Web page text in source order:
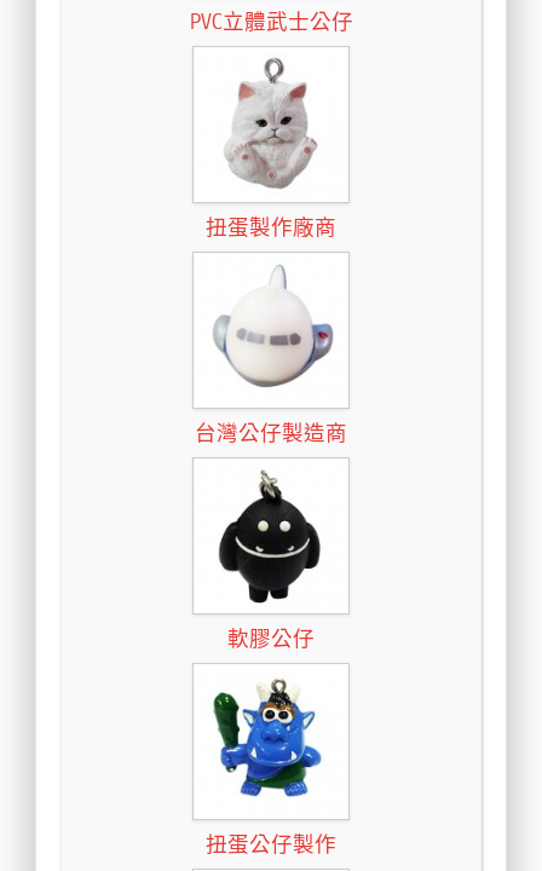
PVC立體武士公仔
扭蛋製作廠商
台灣公仔製造商
軟膠公仔
扭蛋公仔製作